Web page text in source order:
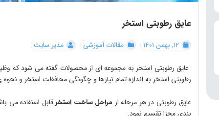
عایق رطوبتی استخر
۱۲, بهمن ۱۴۰۱ مقالات آموزشی مدیر سایت
عایق رطوبتی استخر به مجموعه ای از محصولات گفته می شود که
رطوبتی استخر به اندازه تمام نیازها و چگونگی محافظت استخر و
عایق رطوبتی در هر مرحله ازمراحل ساخت استخر قابل استفاده می
بندی مجزا تقسیم نمود.